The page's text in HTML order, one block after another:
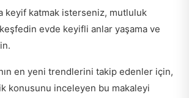
keyif katmak isterseniz, mutluluk
keşfedin evde keyifli anlar yaşama ve
en yeni trendlerini takip edenler için,
konusunu inceleyen bu makaleyi